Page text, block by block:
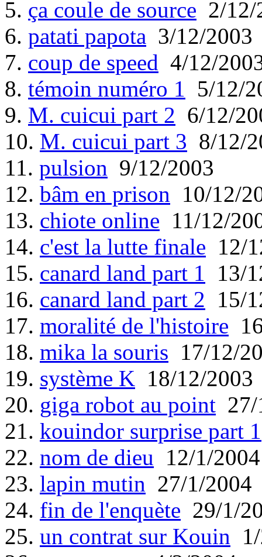
5. ça coule de source 2/12/
6. patati papota 3/12/2003
7. coup de speed 4/12/
8. témoin numéro 1 5/12/
9. M. cuicui part 2 6/12/
10. M. cuicui part 3 8/12/
11. pulsion 9/12/2003
12. bâm en prison 10/12/
13. chiote online 11/12/
14. c'est la lutte finale 12/
15. canard land part 1 13/
16. canard land part 2 15/
17. moralité de l'histoire
18. mika la souris 17/12/
19. système K 18/12/2003
20. giga robot au point
21. kouindor surprise part 1
22. nom de dieu 12/1/2004
23. lapin mutin 27/1/2004
24. fin de l'enquète 29/1/
25. un contrat sur Kouin